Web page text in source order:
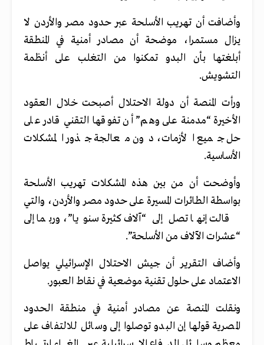
وأضافت أن تهريب الأسلحة عبر حدود مصر والأردن لا
يزال مستمرا، موضحة أن مصادر أمنية في المنطقة
أبلغتها بأن البدو تمكنوا من التغلب على أنظمة
التشويش.
ورأت المنصة أن دولة الاحتلال أصبحت خلال العقود
الأخيرة “مدمنة على وهم” أن تفوقها التقني قادر على
حل جميع الأزمات، دون معالجة جذور المشكلات
الأساسية.
وأوضحت أن من بين هذه المشكلات تهريب الأسلحة
بواسطة الطائرات المسيرة على حدود مصر والأردن، والتي
قالت إنها تصل إلى “آلاف كثيرة سنويا”، وربما إلى
“عشرات الآلاف من الأسلحة”.
وأضاف التقرير أن جيش الاحتلال الإسرائيلي يواصل
الاعتماد على حلول تقنية موضعية في نقاط العبور.
ونقلت المنصة عن مصادر أمنية في منطقة الحدود
المصرية قولها إن البدو توصلوا إلى وسائل للالتفاف على